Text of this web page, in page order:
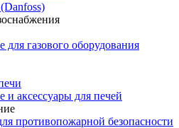
газового оборудования
аксессуары для печей
противопожарной безопасности